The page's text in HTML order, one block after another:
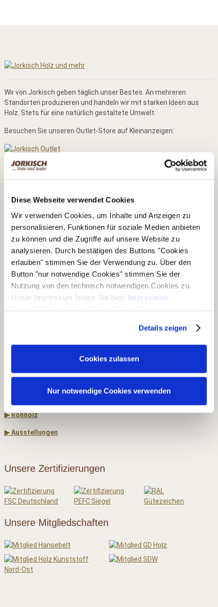
Diese Webseite verwendet Cookies
Wir verwenden Cookies, um Inhalte und Anzeigen zu
personalisieren, Funktionen für soziale Medien anbieten
zu können und die Zugriffe auf unsere Website zu
analysieren. Durch bestätigen des Buttons "Cookies
erlauben" stimmen Sie der Verwendung zu. Über den
Button "nur notwendige Cookies" stimmen Sie der
Nutzung von den technisch notwendigen Cookies zu.
Unser Impressum finden Sie hier: Impressum
Details zeigen
Cookies zulassen
Nur notwendige Cookies verwenden
Wir von Jorkisch geben täglich unser Bestes. An mehreren
Standorten produzieren und handeln wir mit starken Ideen aus
Holz. Stets für eine natürlich gestaltete Umwelt.
Besuchen Sie unseren Outlet-Store auf Kleinanzeigen:
Hoken 15 - 19
24635 Daldorf
Telefon:+49 (0)4328 178 0
Fax:+49 (0)4328 178 238
E-Mail:info@jorkisch.de
Folgen Sie dem Joda -Marken-Onlineshop:
▶ Haus & Garten
▶ Holz & Bau
▶ Rohholz
▶ Ausstellungen
Unsere Zertifizierungen
Unsere Mitgliedschaften